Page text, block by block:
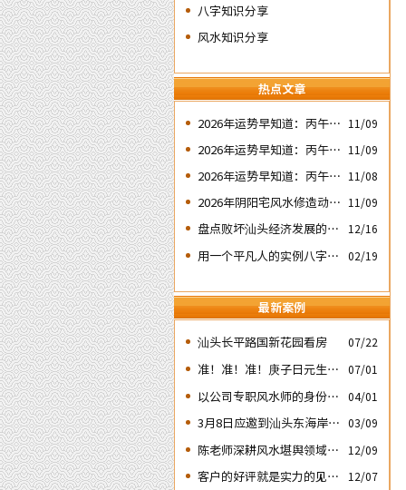
八字知识分享
风水知识分享
热点文章
2026年运势早知道：丙午年
二‘壬子’ 日
11/09
2026年运势早知道：丙午年
四‘庚子’ 日
11/09
2026年运势早知道：丙午年
运势不好的4个日期出生人
之一‘戊子’ 日
11/08
2026年阴阳宅风水修造动土 11/09
盘点败坏汕头经济发展的四
12/16
用一个平凡人的实例八字论
02/19
最新案例
汕头长平路国新花园看房
07/22
准！准！准！庚子日元生人
丙午流年的运势判断实例：
07/01
以公司专职风水师的身份应
邀出席《星橙网络科技公
司》成立5周年庆典
04/01
3月8日应邀到汕头东海岸新
城为朋友的亲戚堪舆住房风
水
03/09
陈老师深耕风水堪舆领域四
12/09
客户的好评就是实力的见
12/07